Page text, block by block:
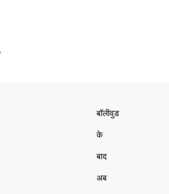
बॉलीवुड
के
बाद
अब